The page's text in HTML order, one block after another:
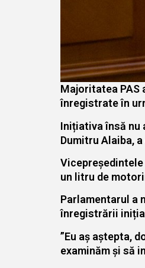
Majoritatea
înregistrate în
Inițiativa însă nu
Dumitru Alaiba,
un litru de
Parlamentarul a
înregistrării
”Eu aș aștepta,
examinăm și să